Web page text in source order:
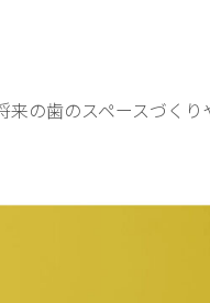
来の歯のスペースづく